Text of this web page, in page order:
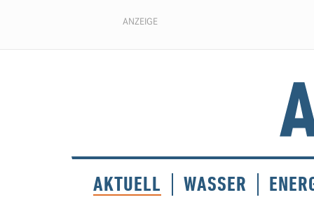
ANZEIGE
AKTUELL WASSER